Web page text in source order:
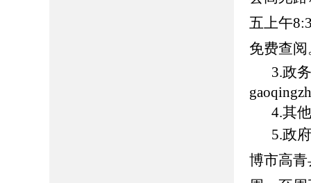
五上午
免费查阅
3.政
4.其
5.政
博市高